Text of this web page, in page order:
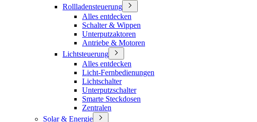
Rollladensteuerung
Alles entdecken
Schalter & Wippen
Unterputzaktoren
Antriebe & Motoren
Lichtsteuerung
Alles entdecken
Licht-Fernbedienungen
Lichtschalter
Unterputzschalter
Smarte Steckdosen
Zentralen
Solar & Energie